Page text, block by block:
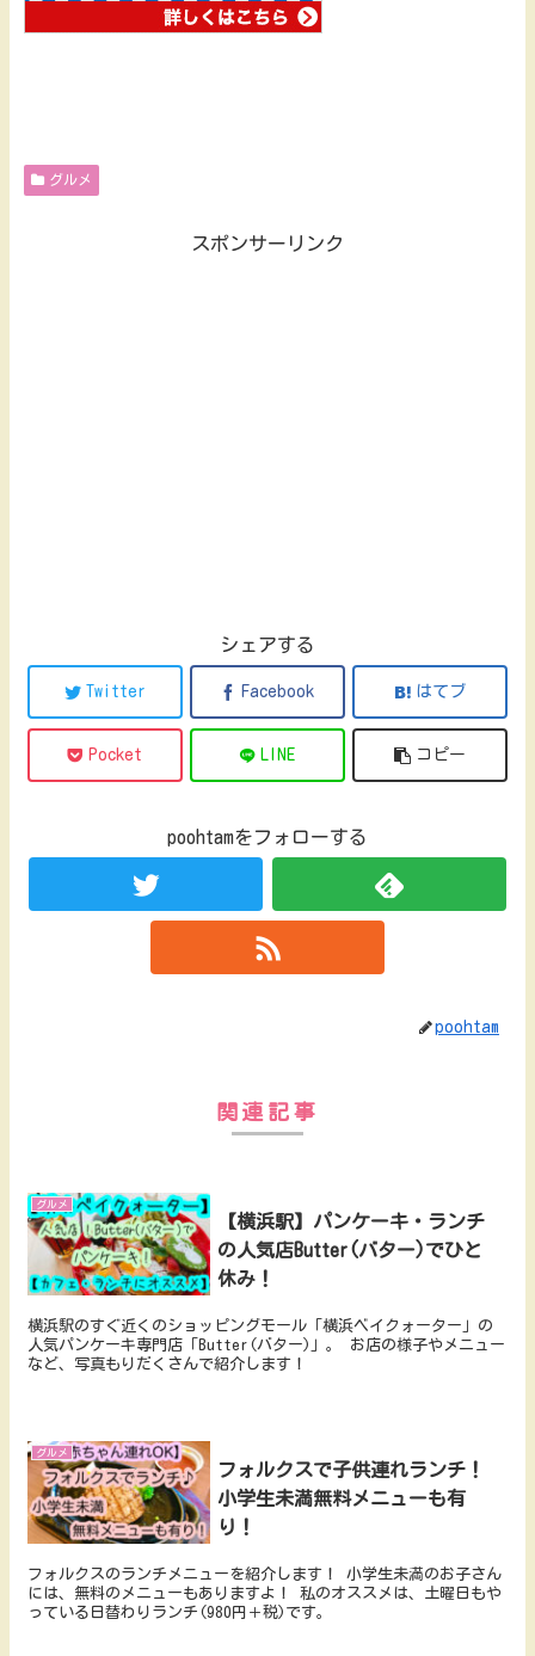
グルメ
スポンサーリンク
シェアする
Twitter Facebook はてブ
Pocket LINE コピー
poohtamをフォローする
poohtam
関連記事
グルメ
【横浜駅】パンケーキ・ランチ
の人気店Butter(バター)でひと
休み！
横浜駅のすぐ近くのショッピングモール「横浜ベイクォーター」の
人気パンケーキ専門店「Butter(バター)」。 お店の様子やメニュー
など、写真もりだくさんで紹介します！
グルメ
フォルクスで子供連れランチ！
小学生未満無料メニューも有
り！
フォルクスのランチメニューを紹介します！ 小学生未満のお子さん
には、無料のメニューもありますよ！ 私のオススメは、土曜日もや
っている日替わりランチ(980円＋税)です。